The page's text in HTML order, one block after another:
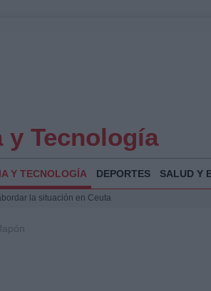
y Tecnología
Y TECNOLOGÍA DEPORTES SALUD Y
la situación en Ceuta
y la falta de respuesta del Gobierno